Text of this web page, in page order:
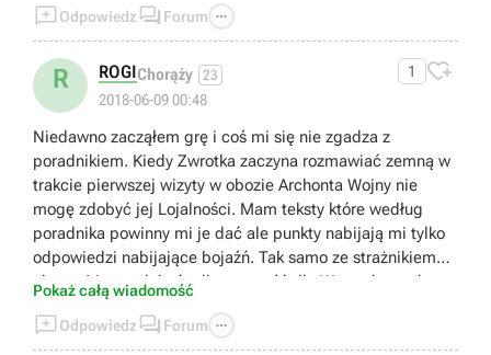
Odpowiedz  Forum 
R ROGIChorąży 23
2018-06-09 00:48
1 
Niedawno zacząłem grę i coś mi się nie zgadza z
poradnikiem. Kiedy Zwrotka zaczyna rozmawiać zemną w
trakcie pierwszej wizyty w obozie Archonta Wojny nie
mogę zdobyć jej Lojalności. Mam teksty które według
poradnika powinny mi je dać ale punkty nabijają mi tylko
odpowiedzi nabijające bojaźń. Tak samo ze strażnikiem
obozu. Mogę zdobyć tylko wrogość dla Wzgardzonych a
jestem za nimi.
Pokaż całą wiadomość
Odpowiedz  Forum 